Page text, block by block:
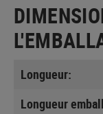
Longueur:
Longueur